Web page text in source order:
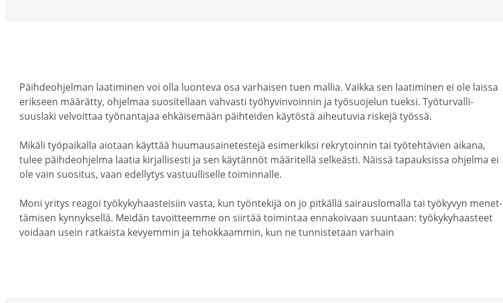
Päihdeoh­jelman laati­minen voi olla luonteva osa varhaisen tuen mallia. Vaikka sen laati­minen ei ole laissa
erikseen määrätty, ohjelmaa suosi­tellaan vahvasti työhy­vin­voinnin ja työsuo­jelun tueksi. Työtur­val­li­
suuslaki velvoittaa työnan­tajaa ehkäi­semään päihteiden käytöstä aiheu­tuvia riskejä työssä.
Mikäli työpai­kalla aiotaan käyttää huumausai­ne­testejä esimer­kiksi rekry­toinnin tai työteh­tävien aikana,
tulee päihdeoh­jelma laatia kirjal­li­sesti ja sen käytännöt määri­tellä selkeästi. Näissä tapauk­sissa ohjelma ei
ole vain suositus, vaan edellytys vastuul­li­selle toimin­nalle.
Moni yritys reagoi työky­ky­haas­teisiin vasta, kun työntekijä on jo pitkällä sairaus­lo­malla tai työkyvyn menet­
tä­misen kynnyk­sellä. Meidän tavoit­teemme on siirtää toimintaa ennakoivaan suuntaan: työky­ky­haasteet
voidaan usein ratkaista kevyemmin ja tehok­kaammin, kun ne tunnis­tetaan varhain